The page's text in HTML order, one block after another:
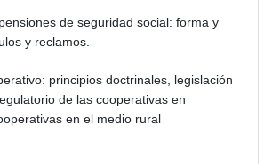
de seguridad social: forma y
y reclamos.
principios doctrinales, legislación
de las cooperativas en
en el medio rural